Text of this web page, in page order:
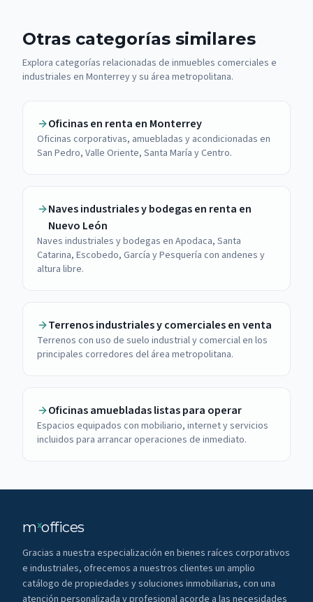
Otras categorías similares
Explora categorías relacionadas de inmuebles comerciales e
industriales en Monterrey y su área metropolitana.
Oficinas en renta en Monterrey
Oficinas corporativas, amuebladas y acondicionadas en
San Pedro, Valle Oriente, Santa María y Centro.
Naves industriales y bodegas en renta en
Nuevo León
Naves industriales y bodegas en Apodaca, Santa
Catarina, Escobedo, García y Pesquería con andenes y
altura libre.
Terrenos industriales y comerciales en venta
Terrenos con uso de suelo industrial y comercial en los
principales corredores del área metropolitana.
Oficinas amuebladas listas para operar
Espacios equipados con mobiliario, internet y servicios
incluidos para arrancar operaciones de inmediato.
mxoffices
Gracias a nuestra especialización en bienes raíces corporativos
e industriales, ofrecemos a nuestros clientes un amplio
catálogo de propiedades y soluciones inmobiliarias, con una